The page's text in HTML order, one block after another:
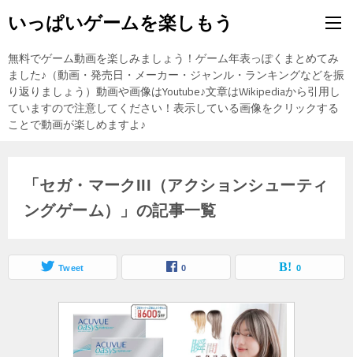
いっぱいゲームを楽しもう
無料でゲーム動画を楽しみましょう！ゲーム年表っぽくまとめてみ
ました♪（動画・発売日・メーカー・ジャンル・ランキングなどを振
り返りましょう）動画や画像はYoutube♪文章はWikipediaから引用し
ていますので注意してください！表示している画像をクリックする
ことで動画が楽しめますよ♪
「セガ・マークIII（アクションシューティ
ングゲーム）」の記事一覧
Tweet 0 0